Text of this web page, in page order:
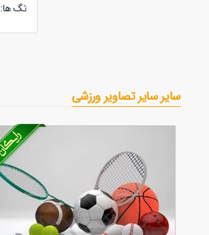
تگ ها:
سایر سایر تصاویر ورزشی